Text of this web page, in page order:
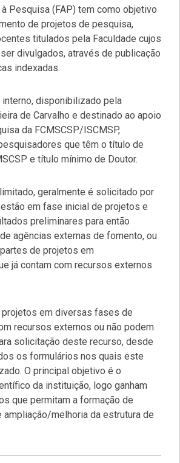
Pesquisa (FAP) tem como objetivo
de projetos de pesquisa,
titulados pela Faculdade cujos
divulgados, através de publicação
indexadas.
interno, disponibilizado pela
de Carvalho e destinado ao apoio
da FCMSCSP/ISCMSP,
que têm o título de
e título mínimo de Doutor.
geralmente é solicitado por
em fase inicial de projetos e
preliminares para então
agências externas de fomento, ou
de projetos em
já contam com recursos externos
em diversas fases de
recursos externos ou não podem
solicitação deste recurso, desde
os formulários nos quais este
O principal objetivo é o
da instituição, logo ganham
que permitam a formação de
ampliação/melhoria da estrutura de